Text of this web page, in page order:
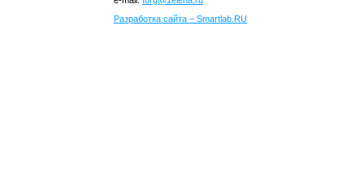
Разработка сайта – Smartlab.RU